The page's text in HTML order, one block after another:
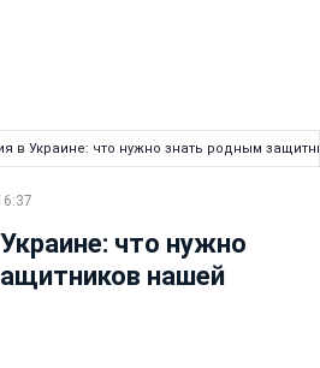
в Украине: что нужно знать родным
что нужно
нашей